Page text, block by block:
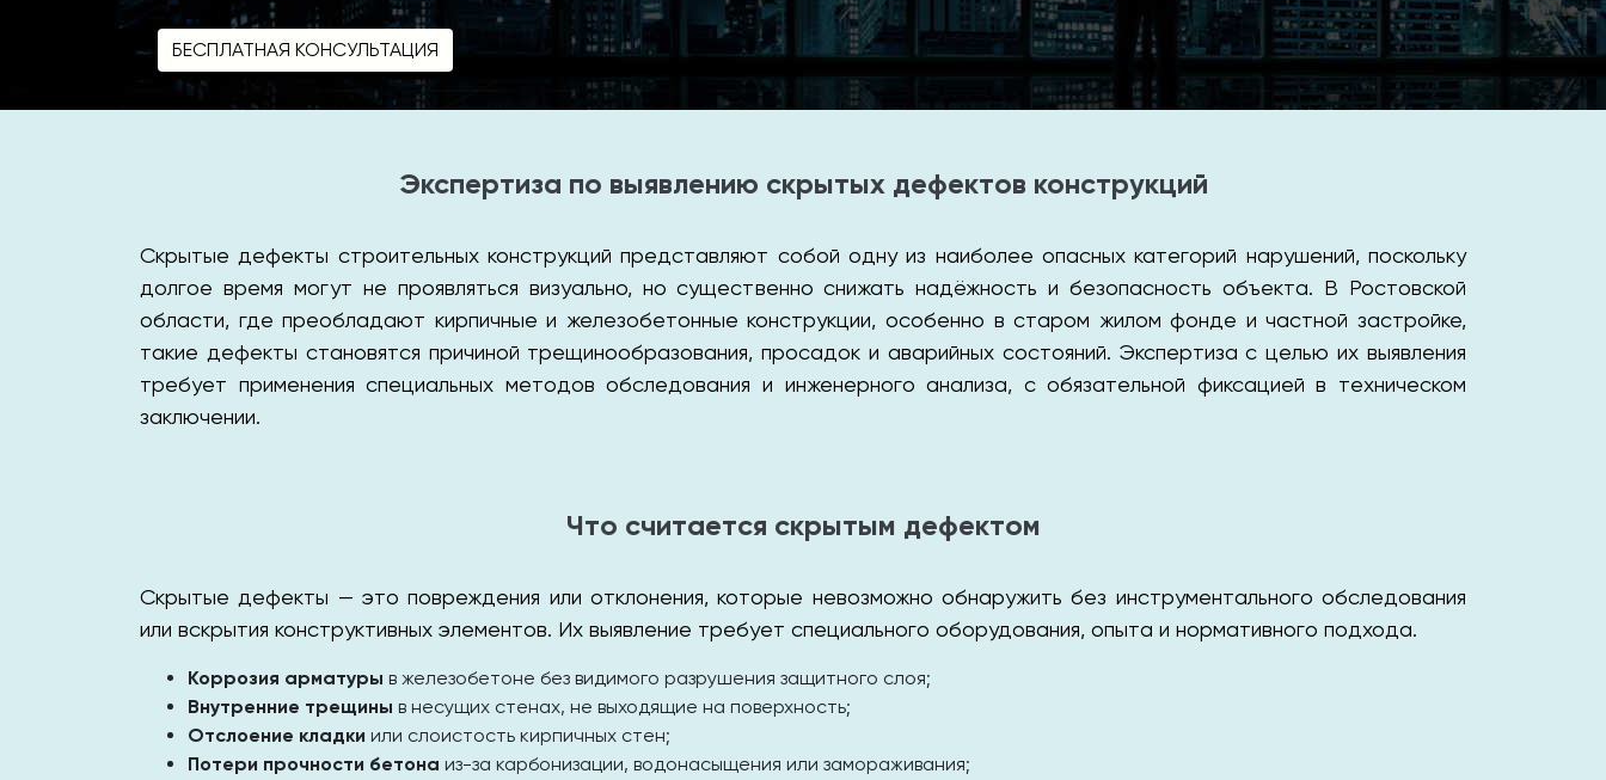
БЕСПЛАТНАЯ КОНСУЛЬТАЦИЯ
Экспертиза по выявлению скрытых дефектов конструкций
Скрытые дефекты строительных конструкций представляют собой одну из наиболее опасных категорий нарушений, поскольку
долгое время могут не проявляться визуально, но существенно снижать надёжность и безопасность объекта. В Ростовской
области, где преобладают кирпичные и железобетонные конструкции, особенно в старом жилом фонде и частной застройке,
такие дефекты становятся причиной трещинообразования, просадок и аварийных состояний. Экспертиза с целью их выявления
требует применения специальных методов обследования и инженерного анализа, с обязательной фиксацией в техническом
заключении.
Что считается скрытым дефектом
Скрытые дефекты — это повреждения или отклонения, которые невозможно обнаружить без инструментального обследования
или вскрытия конструктивных элементов. Их выявление требует специального оборудования, опыта и нормативного подхода.
Коррозия арматуры в железобетоне без видимого разрушения защитного слоя;
Внутренние трещины в несущих стенах, не выходящие на поверхность;
Отслоение кладки или слоистость кирпичных стен;
Потери прочности бетона из-за карбонизации, водонасыщения или замораживания;